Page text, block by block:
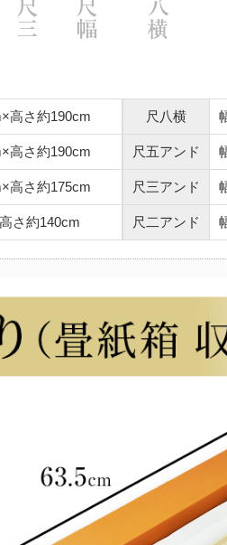
高さ約190cm
高さ約190cm
高さ約175cm
さ約140cm
尺八横
尺五アンド
尺三アンド
尺二アンド